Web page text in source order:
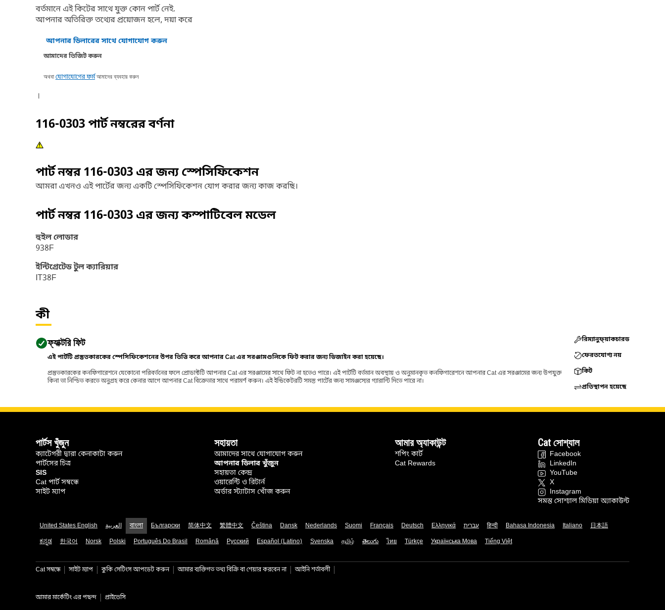
বর্তমানে এই কিটের সাথে যুক্ত কোন পার্ট নেই.
আপনার অতিরিক্ত তথ্যের প্রয়োজন হলে, দয়া করে
আপনার ডিলারের সাথে যোগাযোগ করুন
আমাদের ভিজিট করুন
অথবাযোগাযোগের ফর্মআমাদের ব্যবহার করুন
।
116-0303পার্ট নম্বরের বর্ণনা
পার্ট নম্বর116-0303এর জন্য স্পেসিফিকেশন
আমরা এখনও এই পার্টের জন্য একটি স্পেসিফিকেশন যোগ করার জন্য কাজ করছি।
পার্ট নম্বর116-0303এর জন্য কম্পাটিবেল মডেল
হুইল লোডার
938F
ইন্টিগ্রেটেড টুল ক্যারিয়ার
IT38F
কী
ফ্যাক্টরি ফিট
এই পার্টটি প্রস্তুতকারকের স্পেসিফিকেশনের উপর ভিত্তি করে আপনার Cat এর সরঞ্জামগুলিকে ফিট করার জন্য ডিজাইন করা হয়েছে।
প্রস্তুতকারকের কনফিগারেশনে যেকোনো পরিবর্তনের ফলে প্রোডাক্টটি আপনার Cat এর সরঞ্জামের সাথে ফিট না হতেও পারে। এই পার্টটি বর্তমান অবস্থায় ও অনুমানকৃত কনফিগারেশনে আপনার Cat এর সরঞ্জামের জন্য উপযুক্ত
কিনা তা নিশ্চিত করতে অনুগ্রহ করে কেনার আগে আপনার Cat বিক্রেতার সাথে পরামর্শ করুন। এই ইন্ডিকেটরটি সমস্ত পার্টের জন্য সামঞ্জস্যের গ্যারান্টি দিতে পারে না।
রিম্যানুফ্য়াকচারড
ফেরতযোগ্য নয়
কিট
প্রতিস্থাপন হয়েছে
পার্টস খুঁজুন
ক্যাটেগরী দ্বারা কেনাকাটা করুন
পার্টসের চিত্র
SIS
Cat পার্ট সম্বন্ধে
সাইট ম্যাপ
সহায়তা
আমাদের সাথে যোগাযোগ করুন
আপনার ডিলার খুঁজুন
সহায়তা কেন্দ্র
ওয়ারেন্টি ও রিটার্ন
অর্ডার স্ট্যাটাস খোঁজ করুন
আমার অ্যাকাউন্ট
শপিং কার্ট
Cat Rewards
Cat সোশ্যাল
Facebook
LinkedIn
YouTube
X
Instagram
সমস্ত সোশ্যাল মিডিয়া অ্যাকাউন্ট
United States English العربية বাংলা Български 简体中文 繁體中文 Čeština Dansk Nederlands Suomi Français Deutsch Ελληνικά עברית हिन्दी Bahasa Indonesia Italiano
日本語
ಕನ್ನಡ
한국어 Norsk Polski Português Do Brasil Română Русский Español (Latino) Svenska தமிழ் తెలుగు ไทย Türkçe Українська Мова Tiếng Việt
Cat সম্বন্ধে সাইট ম্যাপ কুকি সেটিংস আপডেট করুন আমার ব্যক্তিগত তথ্য বিক্রি বা শেয়ার করবেন না আইনি শর্তাবলী
আমার মার্কেটিং এর পছন্দ প্রাইভেসি